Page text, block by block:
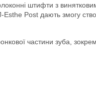
штифти з
Post дають змогу
частини зуба,